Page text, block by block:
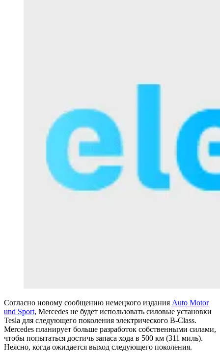
Согласно новому сообщению немецкого издания Auto Motor
und Sport, Mercedes не будет использовать силовые установки
Tesla для следующего поколения электрического B-Class.
Mercedes планирует больше разработок собственными силами,
чтобы попытаться достичь запаса хода в 500 км (311 миль).
Неясно, когда ожидается выход следующего поколения.